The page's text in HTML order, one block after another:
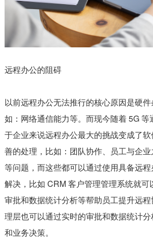
远程办公的阻碍
以前远程办公无法推行的核心原因是硬
如：网络通信能力等。而现今随着 5G
于企业来说远程办公最大的挑战变成了
善的处理，比如：团队协作、员工与企
等问题，而这些都可以通过使用具备远
解决，比如 CRM 客户管理管理系统就可
审批和数据统计分析等帮助员工提升远
理层也可以通过实时的审批和数据统计
和业务决策。